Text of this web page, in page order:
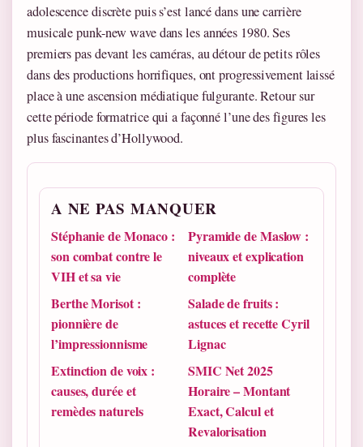
adolescence discrète puis s’est lancé dans une carrière
musicale punk-new wave dans les années 1980. Ses
premiers pas devant les caméras, au détour de petits rôles
dans des productions horrifiques, ont progressivement laissé
place à une ascension médiatique fulgurante. Retour sur
cette période formatrice qui a façonné l’une des figures les
plus fascinantes d’Hollywood.
A NE PAS MANQUER
Stéphanie de Monaco :
son combat contre le
VIH et sa vie
Pyramide de Maslow :
niveaux et explication
complète
Berthe Morisot :
pionnière de
l’impressionnisme
Salade de fruits :
astuces et recette Cyril
Lignac
Extinction de voix :
causes, durée et
remèdes naturels
SMIC Net 2025
Horaire – Montant
Exact, Calcul et
Revalorisation